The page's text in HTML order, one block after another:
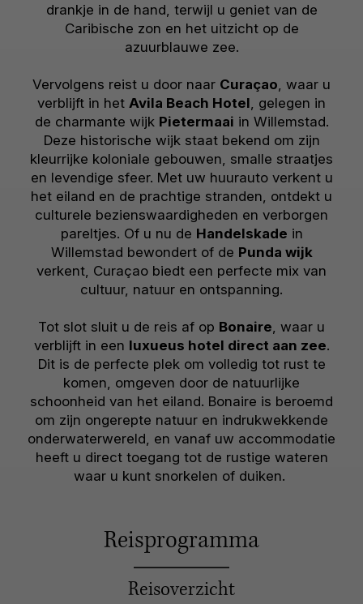
drankje in de hand, terwijl u geniet van de
Caribische zon en het uitzicht op de
azuurblauwe zee.
Vervolgens reist u door naar Curaçao, waar u
verblijft in het Avila Beach Hotel, gelegen in
de charmante wijk Pietermaai in Willemstad.
Deze historische wijk staat bekend om zijn
kleurrijke koloniale gebouwen, smalle straatjes
en levendige sfeer. Met uw huurauto verkent u
het eiland en de prachtige stranden, ontdekt u
culturele bezienswaardigheden en verborgen
pareltjes. Of u nu de Handelskade in
Willemstad bewondert of de Punda wijk
verkent, Curaçao biedt een perfecte mix van
cultuur, natuur en ontspanning.
Tot slot sluit u de reis af op Bonaire, waar u
verblijft in een luxueus hotel direct aan zee.
Dit is de perfecte plek om volledig tot rust te
komen, omgeven door de natuurlijke
schoonheid van het eiland. Bonaire is beroemd
om zijn ongerepte natuur en indrukwekkende
onderwaterwereld, en vanaf uw accommodatie
heeft u direct toegang tot de rustige wateren
waar u kunt snorkelen of duiken.
Reisprogramma
Reisoverzicht